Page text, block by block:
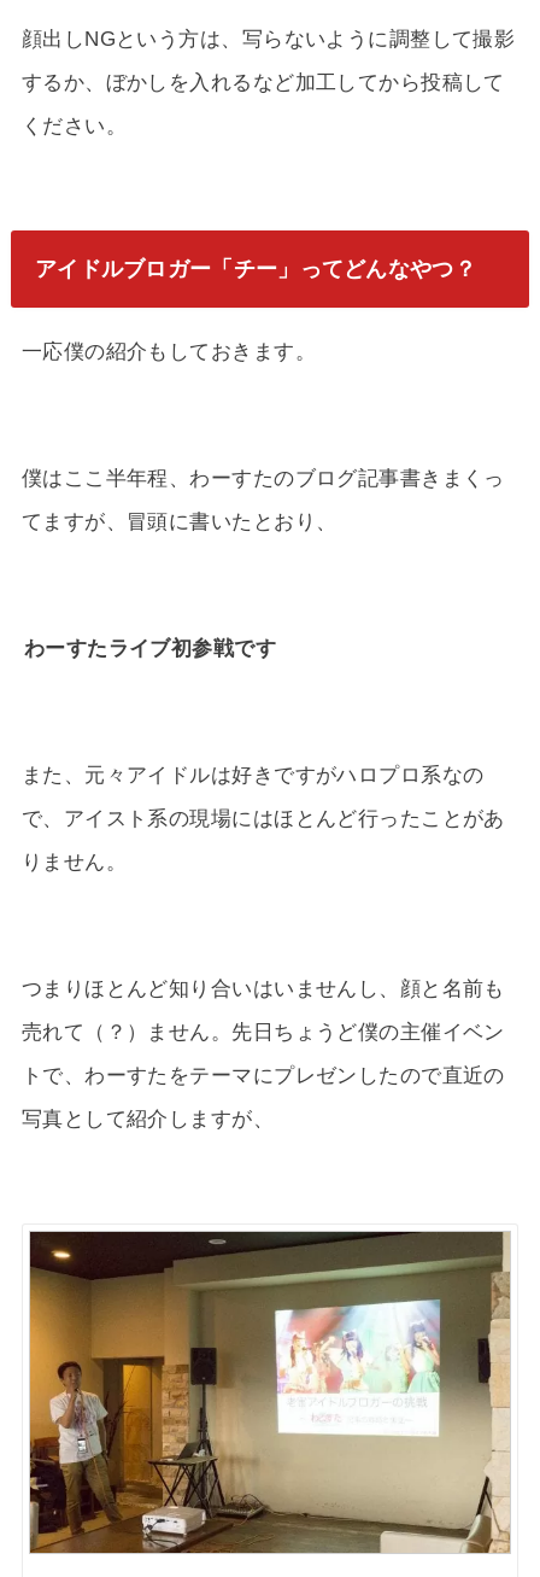
顔出しNGという方は、写らないように調整して撮影
するか、ぼかしを入れるなど加工してから投稿して
ください。
アイドルブロガー「チー」ってどんなやつ？
一応僕の紹介もしておきます。
僕はここ半年程、わーすたのブログ記事書きまくっ
てますが、冒頭に書いたとおり、
わーすたライブ初参戦です
また、元々アイドルは好きですがハロプロ系なの
で、アイスト系の現場にはほとんど行ったことがあ
りません。
つまりほとんど知り合いはいませんし、顔と名前も
売れて（？）ません。先日ちょうど僕の主催イベン
トで、わーすたをテーマにプレゼンしたので直近の
写真として紹介しますが、